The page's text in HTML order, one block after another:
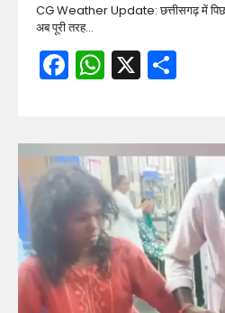
CG Weather Update: छत्तीसगढ़ में
अब पूरी तरह…
Facebook
X